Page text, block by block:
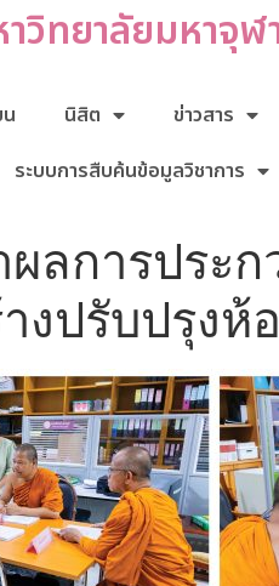
วิทยาลัยมหาจุ
นิสิต ข่าวสาร
ระบบการสืบค้นข้อมูลวิชาการ
การประก
งปรับปรุง